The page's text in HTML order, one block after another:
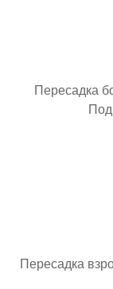
Пересадка
Пересадка